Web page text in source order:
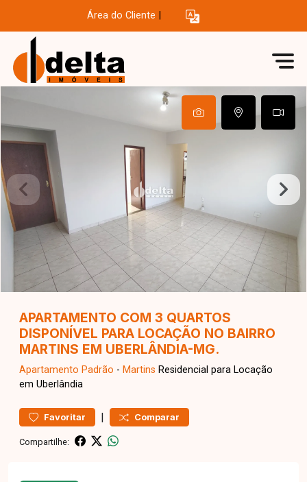
Área do Cliente
APARTAMENTO COM 3 QUARTOS
DISPONÍVEL PARA LOCAÇÃO NO BAIRRO
MARTINS EM UBERLÂNDIA-MG.
Apartamento Padrão - Martins Residencial para Locação
em Uberlândia
Favoritar | Comparar
Compartilhe: